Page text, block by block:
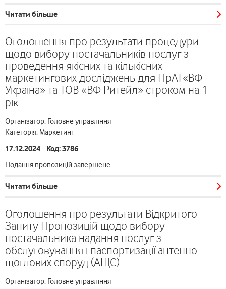
Читати більше
Оголошення про результати процедури
щодо вибору постачальників послуг з
проведення якісних та кількісних
маркетингових досліджень для ПрАТ«ВФ
Україна» та ТОВ «ВФ Ритейл» строком на 1
рік
Організатор: Головне управління
Категорія: Маркетинг
17.12.2024 Код: 3786
Подання пропозицій завершене
Читати більше
Оголошення про результати Відкритого
Запиту Пропозицій щодо вибору
постачальника надання послуг з
обслуговування і паспортизації антенно-
щоглових споруд (АЩС)
Організатор: Головне управління